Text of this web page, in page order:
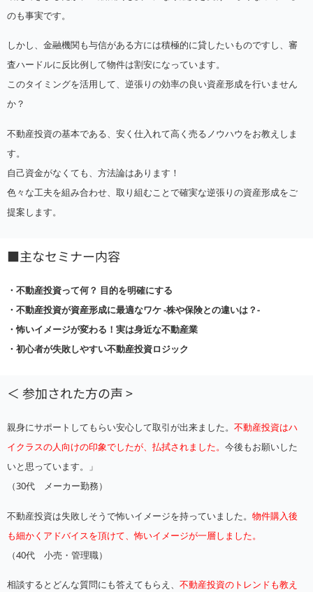
のも事実です。
しかし、金融機関も与信がある方には積極的に貸したいものですし、審
査ハードルに反比例して物件は割安になっています。
このタイミングを活用して、逆張りの効率の良い資産形成を行いません
か？
不動産投資の基本である、安く仕入れて高く売るノウハウをお教えしま
す。
自己資金がなくても、方法論はあります！
色々な工夫を組み合わせ、取り組むことで確実な逆張りの資産形成をご
提案します。
■主なセミナー内容
・不動産投資って何？ 目的を明確にする
・不動産投資が資産形成に最適なワケ -株や保険との違いは？-
・怖いイメージが変わる！実は身近な不動産業
・初心者が失敗しやすい不動産投資ロジック
＜ 参加された方の声 >
親身にサポートしてもらい安心して取引が出来ました。 不動産投資はハ
イクラスの人向けの印象でしたが、払拭されました。 今後もお願いした
いと思っています。」
（30代 メーカー勤務）
不動産投資は失敗しそうで怖いイメージを持っていました。 物件購入後
も細かくアドバイスを頂けて、怖いイメージが一層しました。
（40代 小売・管理職）
相談するとどんな質問にも答えてもらえ、 不動産投資のトレンドも教え